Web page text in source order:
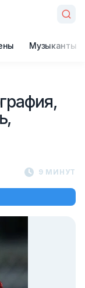
Музыканты
9 МИНУТ